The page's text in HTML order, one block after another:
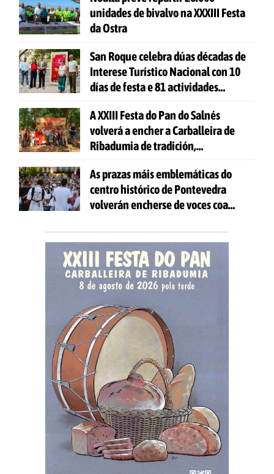
unidades de bivalvo na XXXIII Festa
da Ostra
San Roque celebra dúas décadas de
Interese Turístico Nacional con 10
días de festa e 81 actividades
A XXIII Festa do Pan do Salnés
volverá a encher a Carballeira de
Ribadumia de tradición,
todas as idades
As prazas máis emblemáticas do
centro histórico de Pontevedra
volverán encherse de voces coa